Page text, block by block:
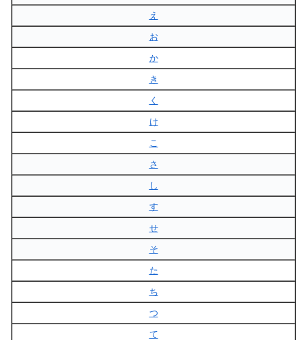
え
お
か
き
く
け
こ
さ
し
す
せ
そ
た
ち
つ
て